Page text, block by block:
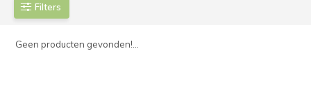
Filters
Geen producten gevonden!...